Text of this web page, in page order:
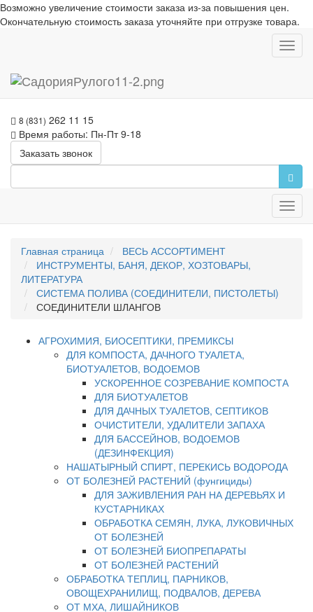
Возможно увеличение стоимости заказа из-за повышения цен.
Окончательную стоимость заказа уточняйте при отгрузке товара.
8 (831) 262 11 15
Время работы: Пн-Пт 9-18
Заказать звонок
Главная страница
ВЕСЬ АССОРТИМЕНТ
ИНСТРУМЕНТЫ, БАНЯ, ДЕКОР, ХОЗТОВАРЫ,
ЛИТЕРАТУРА
СИСТЕМА ПОЛИВА (СОЕДИНИТЕЛИ, ПИСТОЛЕТЫ)
СОЕДИНИТЕЛИ ШЛАНГОВ
АГРОХИМИЯ, БИОСЕПТИКИ, ПРЕМИКСЫ
ДЛЯ КОМПОСТА, ДАЧНОГО ТУАЛЕТА,
БИОТУАЛЕТОВ, ВОДОЕМОВ
УСКОРЕННОЕ СОЗРЕВАНИЕ КОМПОСТА
ДЛЯ БИОТУАЛЕТОВ
ДЛЯ ДАЧНЫХ ТУАЛЕТОВ, СЕПТИКОВ
ОЧИСТИТЕЛИ, УДАЛИТЕЛИ ЗАПАХА
ДЛЯ БАССЕЙНОВ, ВОДОЕМОВ
(ДЕЗИНФЕКЦИЯ)
НАШАТЫРНЫЙ СПИРТ, ПЕРЕКИСЬ ВОДОРОДА
ОТ БОЛЕЗНЕЙ РАСТЕНИЙ (фунгициды)
ДЛЯ ЗАЖИВЛЕНИЯ РАН НА ДЕРЕВЬЯХ И
КУСТАРНИКАХ
ОБРАБОТКА СЕМЯН, ЛУКА, ЛУКОВИЧНЫХ
ОТ БОЛЕЗНЕЙ
ОТ БОЛЕЗНЕЙ БИОПРЕПАРАТЫ
ОТ БОЛЕЗНЕЙ РАСТЕНИЙ
ОБРАБОТКА ТЕПЛИЦ, ПАРНИКОВ,
ОВОЩЕХРАНИЛИЩ, ПОДВАЛОВ, ДЕРЕВА
ОТ МХА, ЛИШАЙНИКОВ